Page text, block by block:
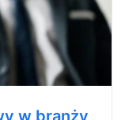
w branży